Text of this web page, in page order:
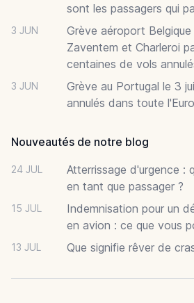
sont les passagers qui
3 JUN
Grève aéroport
Zaventem et Charleroi
centaines de vols
3 JUN
Grève au Portugal le 3
annulés dans toute
Nouveautés de notre blog
24 JUL
Atterrissage d'urgence :
en tant que passager ?
15 JUL
Indemnisation pour un
en avion : ce que vous
13 JUL Que signifie rêver de